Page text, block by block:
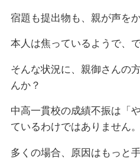
宿題も提出物も、親が声を
本人は焦っているようで、
そんな状況に、親御さんの
んか？
中高一貫校の成績不振は「
ているわけではありません。
多くの場合、原因はもっと